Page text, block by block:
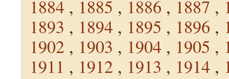
1884 , 1885 , 1886 , 1887 ,
1893 , 1894 , 1895 , 1896 ,
1902 , 1903 , 1904 , 1905 ,
1911 , 1912 , 1913 , 1914 ,